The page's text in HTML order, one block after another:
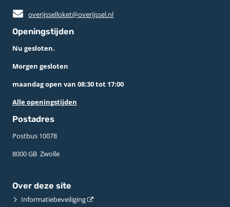
overijsselloket@overijssel.nl
Openingstijden
Nu gesloten.
Morgen gesloten
maandag open van 08:30 tot 17:00
Alle openingstijden
Postadres
Postbus 10078 ­
8000 GB ­ Zwolle
Over deze site
Informatiebeveiliging